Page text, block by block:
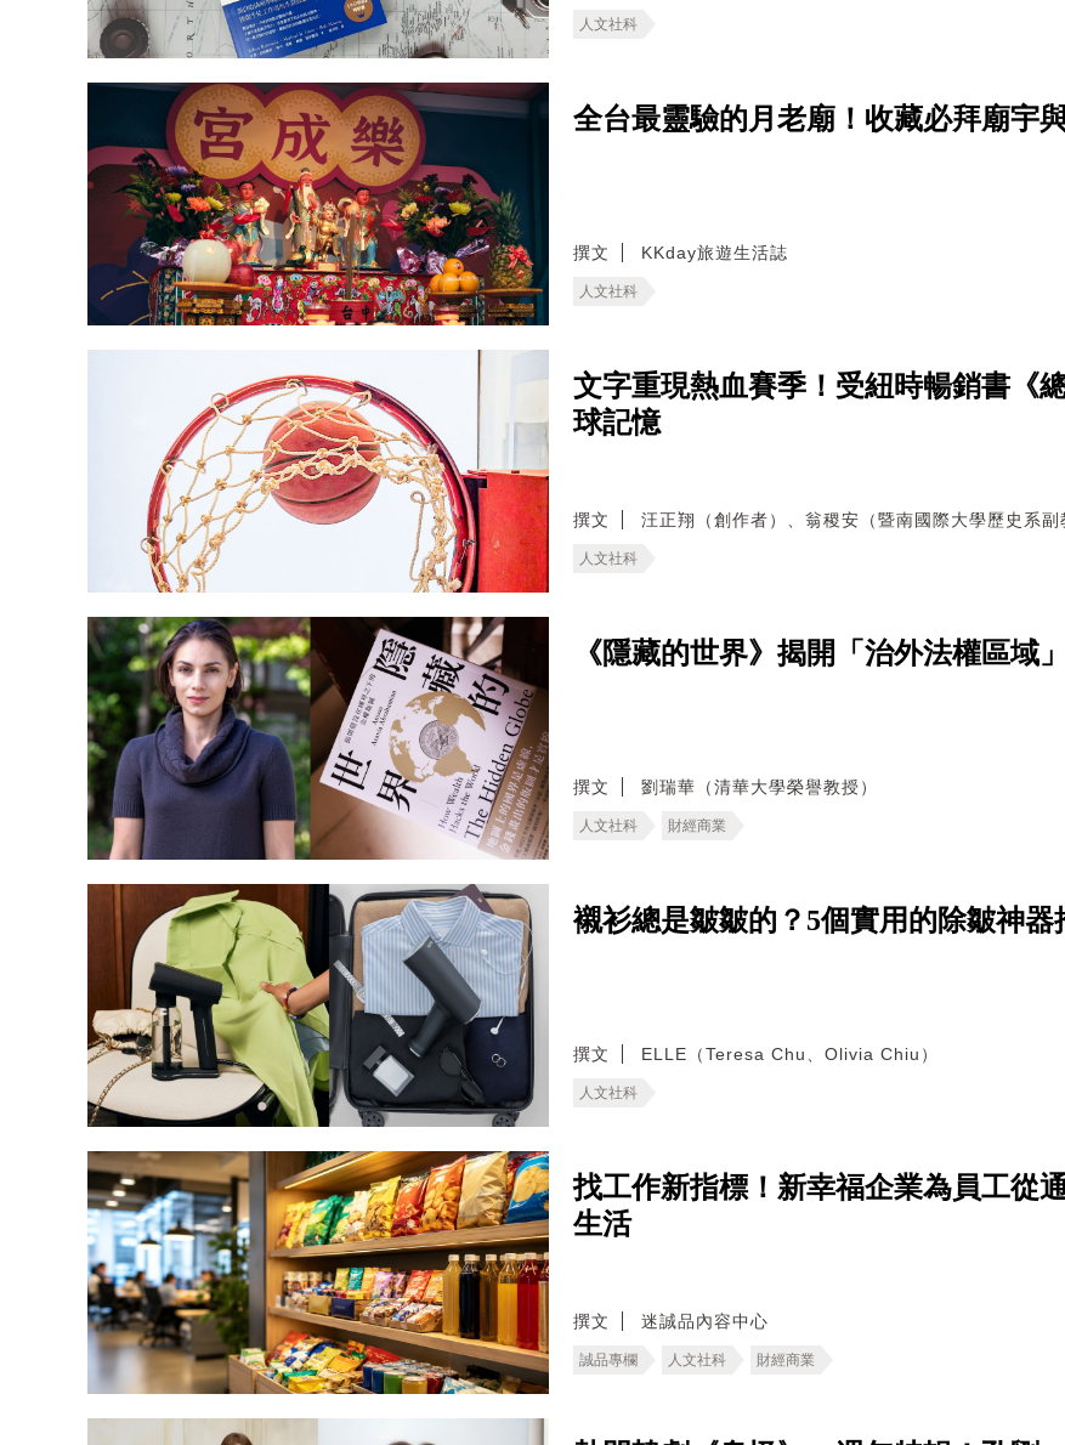
人文社科
全台最靈驗的月老廟！收藏必拜廟宇
撰文 KKday旅遊生活誌
人文社科
文字重現熱血賽季！受紐時暢銷書《
球記憶
撰文 汪正翔（創作者）、翁稷安（暨南國際大學歷史系副
人文社科
《隱藏的世界》揭開「治外法權區域
撰文 劉瑞華（清華大學榮譽教授）
人文社科 財經商業
襯衫總是皺皺的？5個實用的除皺神
撰文 ELLE（Teresa Chu、Olivia Chiu）
人文社科
找工作新指標！新幸福企業為員工從
生活
撰文 迷誠品內容中心
誠品專欄 人文社科 財經商業